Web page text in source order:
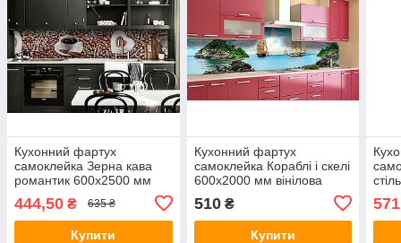
Кухонний фартух
самоклейка Зерна кава
романтик 600х2500 мм
вінілова плівка для кухні
Happy Pocket Z181446
444,50 ₴ 635 ₴
Купити
Кухонний фартух
самоклейка Кораблі і скелі
600х2000 мм вінілова
Pocket Z181478
510₴
Купити